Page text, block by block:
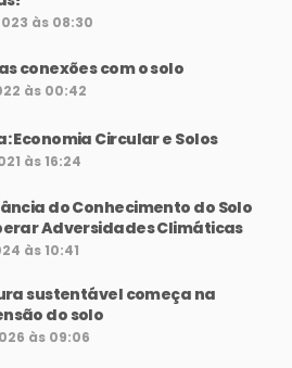
às 08:30
conexões com o solo
às 00:42
Economia Circular e Solos
às 16:24
do Conhecimento do Solo
Adversidades Climáticas
às 10:41
sustentável começa na
do solo
às 09:06